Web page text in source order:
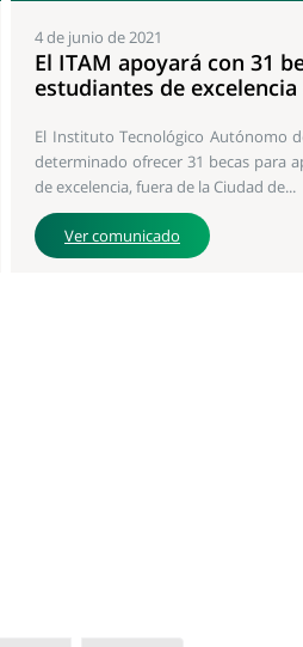
4 de junio de 2021
El ITAM apoyará con 31
estudiantes de excelencia
El Instituto Tecnológico Autónomo
determinado ofrecer 31 becas para
de excelencia, fuera de la Ciudad de...
Ver comunicado